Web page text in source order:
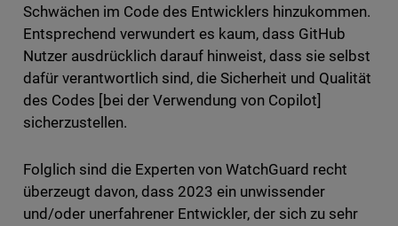
Schwächen im Code des Entwicklers hinzukommen.
Entsprechend verwundert es kaum, dass GitHub
Nutzer ausdrücklich darauf hinweist, dass sie selbst
dafür verantwortlich sind, die Sicherheit und Qualität
des Codes [bei der Verwendung von Copilot]
sicherzustellen.
Folglich sind die Experten von WatchGuard recht
überzeugt davon, dass 2023 ein unwissender
und/oder unerfahrener Entwickler, der sich zu sehr